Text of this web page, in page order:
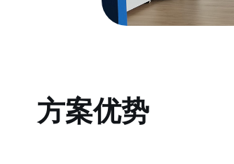
方案优势